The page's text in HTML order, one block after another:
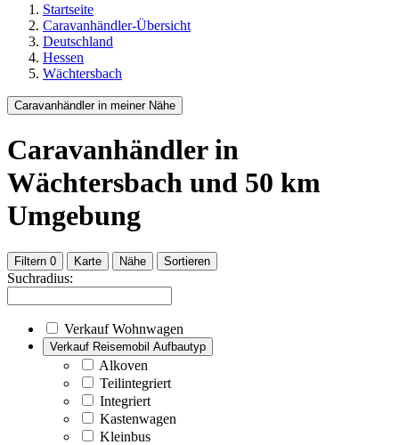
Startseite
Caravanhändler-Übersicht
Deutschland
Hessen
Wächtersbach
Caravanhändler in meiner Nähe
Caravanhändler in
Wächtersbach und 50 km
Umgebung
Filtern 0 Karte Nähe Sortieren
Suchradius:
Verkauf Wohnwagen
Verkauf Reisemobil Aufbautyp
Alkoven
Teilintegriert
Integriert
Kastenwagen
Kleinbus